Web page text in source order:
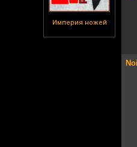
Империя ножей